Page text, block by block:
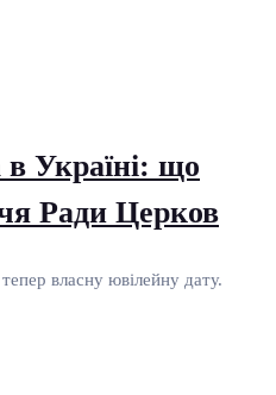
в Україні: що
Ради Церков
власну ювілейну дату.